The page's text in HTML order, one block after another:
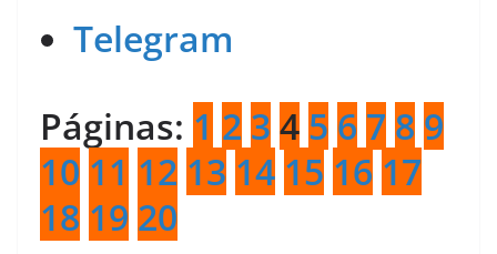
Telegram
Páginas: 1 2 3 4 5 6 7 8 9
10 11 12 13 14 15 16 17
18 19 20